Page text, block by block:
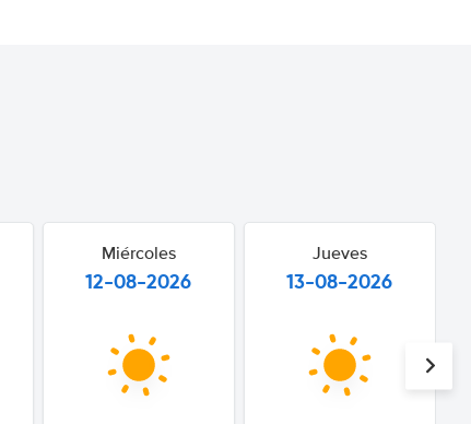
Miércoles
12-08-2026
Jueves
13-08-2026